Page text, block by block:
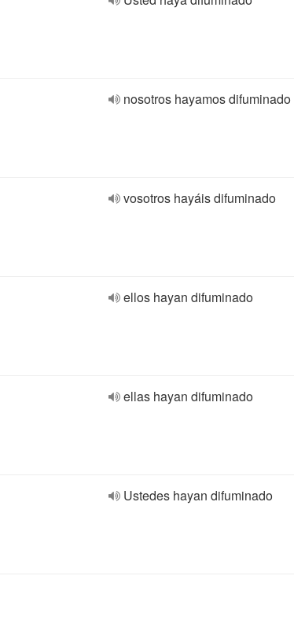
nosotros hayamos difuminado
vosotros hayáis difuminado
ellos hayan difuminado
ellas hayan difuminado
Ustedes hayan difuminado